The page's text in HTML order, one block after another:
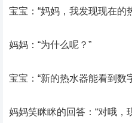
宝宝：“妈妈，我发现现在的
妈妈：“为什么呢？”
宝宝：“新的热水器能看到数
妈妈笑眯眯的回答：“对哦，